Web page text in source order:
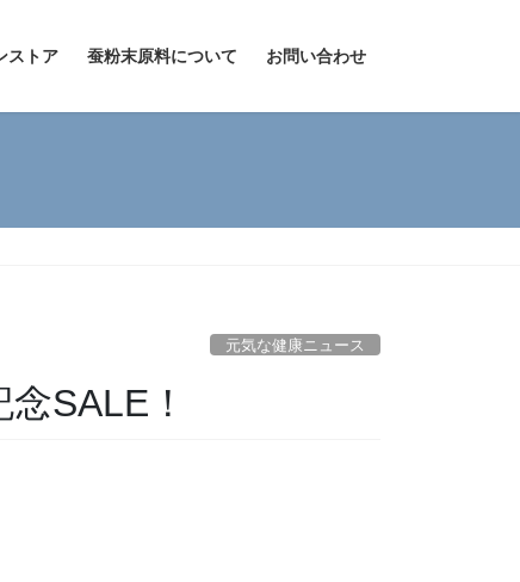
ストア 蚕粉末原料について お問い合わせ
元気な健康ニュース
SALE！